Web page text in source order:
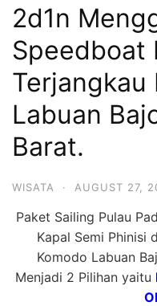
Hari
2
Malam,
Hari
Malam
Hari
Penuh
2d1n
Speedboat
Terjangkau
Labuan
Barat.
WISATA · AUGUST 27,
Paket Sailing Pulau
Kapal Semi Phinisi
Komodo Labuan
Menjadi 2 Pilihan yaitu